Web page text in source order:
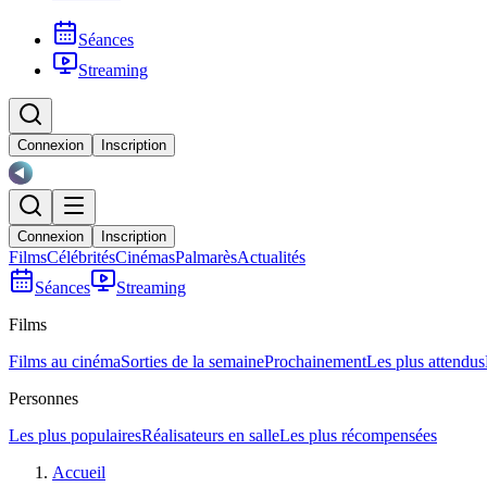
Séances
Streaming
Connexion Inscription
Connexion Inscription
FilmsCélébritésCinémasPalmarèsActualités
Séances
Streaming
Films
Films au cinémaSorties de la semaineProchainementLes plus attendus
Personnes
Les plus populairesRéalisateurs en salleLes plus récompensées
Accueil